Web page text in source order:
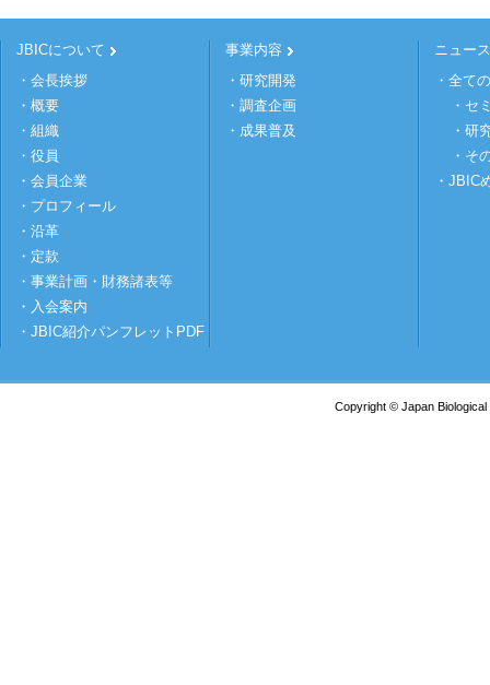
JBICについて
・会長挨拶
・概要
・組織
・役員
・会員企業
・プロフィール
・沿革
・定款
・事業計画・財務諸表等
・入会案内
・JBIC紹介パンフレットPDF
事業内容
・研究開発
・調査企画
・成果普及
ニュース
・全て
・セ
・研
・そ
・JBIC
Copyright © Japan